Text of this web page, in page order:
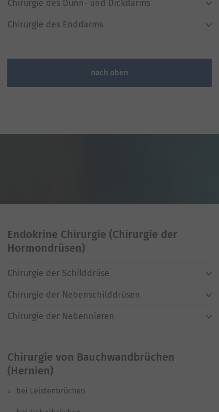
Chirurgie des Dünn- und Dickdarms
Chirurgie des Enddarms
nach oben
Endokrine Chirurgie (Chirurgie der
Hormondrüsen)
Chirurgie der Schilddrüse
Chirurgie der Nebenschilddrüsen
Chirurgie der Nebennieren
Chirurgie von Bauchwandbrüchen
(Hernien)
bei Leistenbrüchen